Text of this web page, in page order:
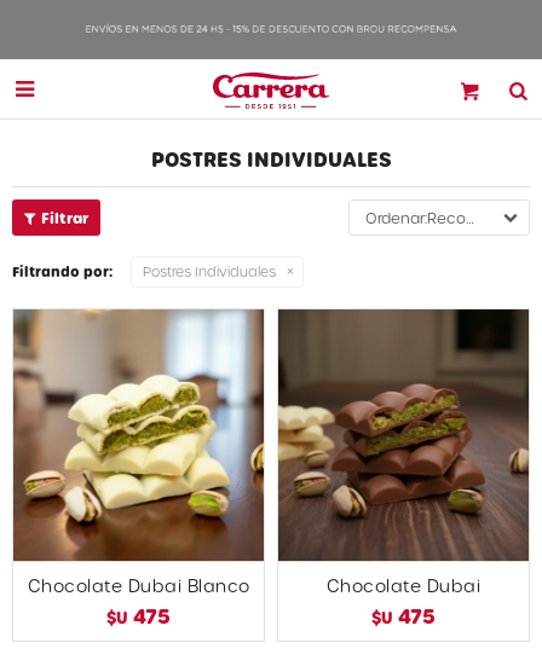

POSTRES INDIVIDUALES
Recomendados
Filtrando por: Postres Individuales
Chocolate Dubai Blanco
$U 475
Chocolate Dubai
$U 475